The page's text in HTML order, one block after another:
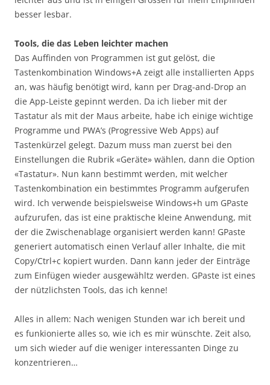
besser lesbar.
Tools, die das Leben leichter machen
Das Auffinden von Programmen ist gut gelöst, die
Tastenkombination Windows+A zeigt alle installierten Apps
an, was häufig benötigt wird, kann per Drag-and-Drop an
die App-Leiste gepinnt werden. Da ich lieber mit der
Tastatur als mit der Maus arbeite, habe ich einige wichtige
Programme und PWA’s (Progressive Web Apps) auf
Tastenkürzel gelegt. Dazum muss man zuerst bei den
Einstellungen die Rubrik «Geräte» wählen, dann die Option
«Tastatur». Nun kann bestimmt werden, mit welcher
Tastenkombination ein bestimmtes Programm aufgerufen
wird. Ich verwende beispielsweise Windows+h um GPaste
aufzurufen, das ist eine praktische kleine Anwendung, mit
der die Zwischenablage organisiert werden kann! GPaste
generiert automatisch einen Verlauf aller Inhalte, die mit
Copy/Ctrl+c kopiert wurden. Dann kann jeder der Einträge
zum Einfügen wieder ausgewähltz werden. GPaste ist eines
der nützlichsten Tools, das ich kenne!
Alles in allem: Nach wenigen Stunden war ich bereit und
es funkionierte alles so, wie ich es mir wünschte. Zeit also,
um sich wieder auf die weniger interessanten Dinge zu
konzentrieren…